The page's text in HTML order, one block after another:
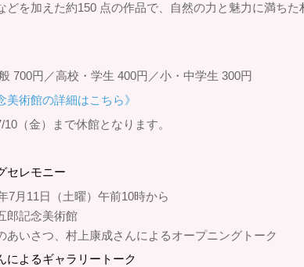
どを加えた約150 点の作品で、自然の力と魅力に満ちた
700円／高校・学生 400円／小・中学生 300円
美術館の詳細はこちら》
（金）まで休館となります。
セレモニー
7月11日（土曜）午前10時から
郎記念美術館
あいさつ、村上康成さんによるオープニングトーク
よるギャラリートーク